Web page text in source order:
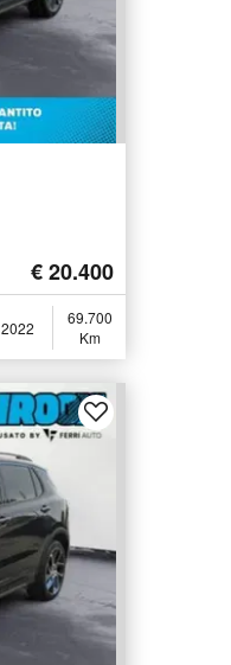
€ 20.400
2022
69.700
Km